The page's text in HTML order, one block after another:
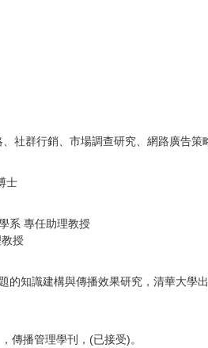
社群行銷、市場調查研究、網路廣告策
士
系 專任助理教授
授
知識建構與傳播效果研究，清華大學出
傳播管理學刊，(已接受)。